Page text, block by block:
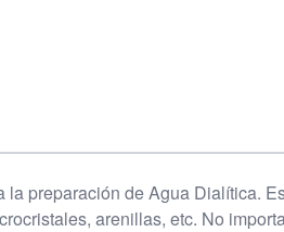
preparación de Agua Dialítica.
arenillas, etc. No